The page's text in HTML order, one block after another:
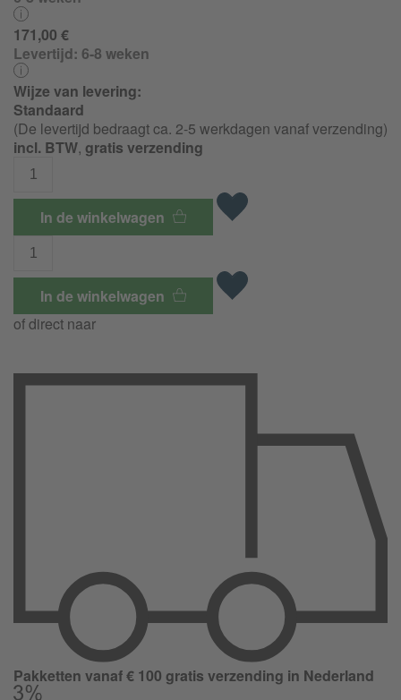
171,00 €
Levertijd: 6-8 weken
Wijze van levering:
Standaard
(De levertijd bedraagt ca. 2-5 werkdagen vanaf verzending)
incl. BTW, gratis verzending
In de winkelwagen
In de winkelwagen
of direct naar
Pakketten vanaf € 100 gratis verzending in Nederland